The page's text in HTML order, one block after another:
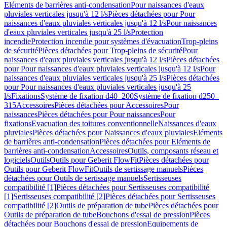
Eléments de barrières anti-condensationPour naissances d'eaux
pluviales verticales jusqu'à 12 l/sPièces détachées pour Pour
naissances d'eaux pluviales verticales jusqu'à 12 l/sPour naissances
d'eaux pluviales verticales jusqu'à 25 l/sProtection
incendieProtection incendie pour systèmes d'évacuationTrop-pleins
de sécuritéPièces détachées pour Trop-pleins de sécuritéPour
naissances d'eaux pluviales verticales jusqu'à 12 l/sPièces détachées
pour Pour naissances d'eaux pluviales verticales jusqu'à 12 l/sPour
naissances d'eaux pluviales verticales jusqu'à 25 l/sPièces détachées
pour Pour naissances d'eaux pluviales verticales jusqu'à 25
l/sFixationsSystème de fixation d40–200Système de fixation d250–
315AccessoiresPièces détachées pour AccessoiresPour
naissancesPièces détachées pour Pour naissancesPour
fixationsEvacuation des toitures conventionnelleNaissances d'eaux
pluvialesPièces détachées pour Naissances d'eaux pluvialesEléments
de barrières anti-condensationPièces détachées pour Eléments de
barrières anti-condensationAccessoiresOutils, composants réseau et
logicielsOutilsOutils pour Geberit FlowFitPièces détachées pour
Outils pour Geberit FlowFitOutils de sertissage manuelsPièces
détachées pour Outils de sertissage manuelsSertisseuses
compatibilité [1]Pièces détachées pour Sertisseuses compatibilité
[1]Sertisseuses compatibilité [2]Pièces détachées pour Sertisseuses
compatibilité [2]Outils de préparation de tubePièces détachées pour
Outils de préparation de tubeBouchons d'essai de pressionPièces
détachées pour Bouchons d'essai de pressionEquipements de